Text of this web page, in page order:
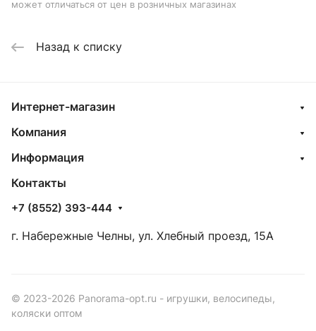
может отличаться от цен в розничных магазинах
Назад к списку
Интернет-магазин
Компания
Информация
Контакты
+7 (8552) 393-444
г. Набережные Челны, ул. Хлебный проезд, 15А
© 2023-2026 Panorama-opt.ru - игрушки, велосипеды,
коляски оптом